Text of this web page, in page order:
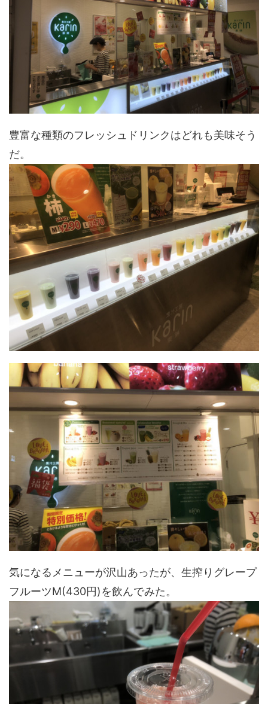
豊富な種類のフレッシュドリンクはどれも美味そう
だ。
気になるメニューが沢山あったが、生搾りグレープ
フルーツM(430円)を飲んでみた。